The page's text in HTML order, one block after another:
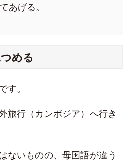
あげる。
める
す。
旅行（カンボジア）へ行き
ないものの、母国語が違う